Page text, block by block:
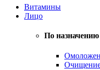
Витамины
Лицо
По назначению